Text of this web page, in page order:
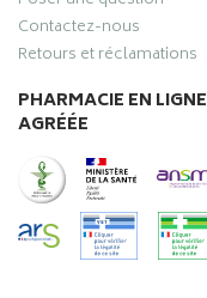
Contactez-nous
Retours et réclamations
PHARMACIE EN LIGNE
AGRÉÉE